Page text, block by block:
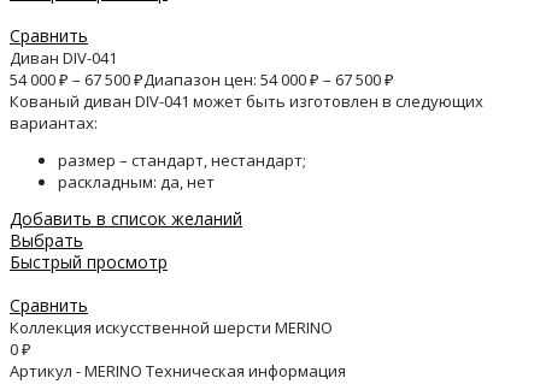
Сравнить
Диван DIV-041
54 000₽ – 67 500₽Диапазон цен: 54 000 ₽ – 67 500 ₽
Кованый диван DIV-041 может быть изготовлен в следующих
вариантах:
размер – стандарт, нестандарт;
раскладным: да, нет
Добавить в список желаний
Выбрать
Быстрый просмотр
Сравнить
Коллекция искусственной шерсти MERINO
0₽
Артикул - MERINO Техническая информация